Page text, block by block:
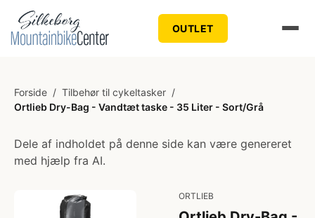
OUTLET
Forside / Tilbehør til cykeltasker /
Ortlieb Dry-Bag - Vandtæt taske - 35 Liter - Sort/Grå
Dele af indholdet på denne side kan være genereret
med hjælp fra AI.
ORTLIEB